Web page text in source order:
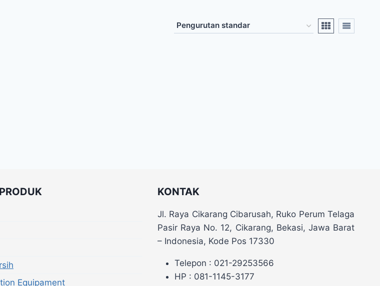
Equipament
KONTAK
Jl. Raya Cikarang Cibarusah, Ruko Perum Telaga
Pasir Raya No. 12, Cikarang, Bekasi, Jawa Barat
– Indonesia, Kode Pos 17330
Telepon : 021-29253566
HP : 081-1145-3177